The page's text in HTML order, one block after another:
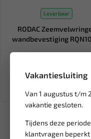
Vakantiesluiting
Van 1 augustus t/m
vakantie gesloten.
Tijdens deze
klantvragen
Leverbaar
RODAC
wandbevestiging
Ex. btw: € 406,00